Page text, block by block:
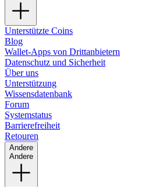
Unterstützte Coins
Blog
Wallet-Apps von Drittanbietern
Datenschutz und Sicherheit
Über uns
Unterstützung
Wissensdatenbank
Forum
Systemstatus
Barrierefreiheit
Retouren
Andere
Andere